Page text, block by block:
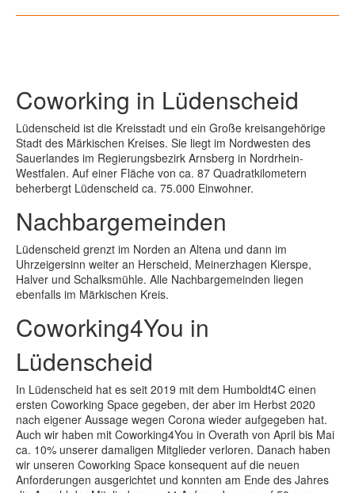
Coworking in Lüdenscheid
Lüdenscheid ist die Kreisstadt und ein Große kreisangehörige
Stadt des Märkischen Kreises. Sie liegt im Nordwesten des
Sauerlandes im Regierungsbezirk Arnsberg in Nordrhein-
Westfalen. Auf einer Fläche von ca. 87 Quadratkilometern
beherbergt Lüdenscheid ca. 75.000 Einwohner.
Nachbargemeinden
Lüdenscheid grenzt im Norden an Altena und dann im
Uhrzeigersinn weiter an Herscheid, Meinerzhagen Kierspe,
Halver und Schalksmühle. Alle Nachbargemeinden liegen
ebenfalls im Märkischen Kreis.
Coworking4You in
Lüdenscheid
In Lüdenscheid hat es seit 2019 mit dem Humboldt4C einen
ersten Coworking Space gegeben, der aber im Herbst 2020
nach eigener Aussage wegen Corona wieder aufgegeben hat.
Auch wir haben mit Coworking4You in Overath von April bis Mai
ca. 10% unserer damaligen Mitglieder verloren. Danach haben
wir unseren Coworking Space konsequent auf die neuen
Anforderungen ausgerichtet und konnten am Ende des Jahres